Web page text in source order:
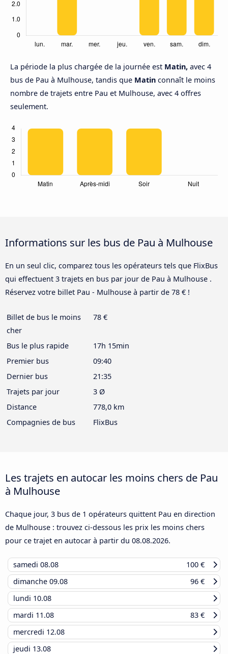
La période la plus chargée de la journée est Matin, avec 4
bus de Pau à Mulhouse, tandis que Matin connaît le moins
nombre de trajets entre Pau et Mulhouse, avec 4 offres
seulement.
Informations sur les bus de Pau à Mulhouse
En un seul clic, comparez tous les opérateurs tels que FlixBus
qui effectuent 3 trajets en bus par jour de Pau à Mulhouse .
Réservez votre billet Pau - Mulhouse à partir de 78 € !
Billet de bus le moins
cher
78 €
Bus le plus rapide
17h 15min
Premier bus
09:40
Dernier bus
21:35
Trajets par jour
3 Ø
Distance
778,0 km
Compagnies de bus
FlixBus
Les trajets en autocar les moins chers de Pau
à Mulhouse
Chaque jour, 3 bus de 1 opérateurs quittent Pau en direction
de Mulhouse : trouvez ci-dessous les prix les moins chers
pour ce trajet en autocar à partir du 08.08.2026.
samedi 08.08
100 €
dimanche 09.08
96 €
lundi 10.08
mardi 11.08
83 €
mercredi 12.08
jeudi 13.08